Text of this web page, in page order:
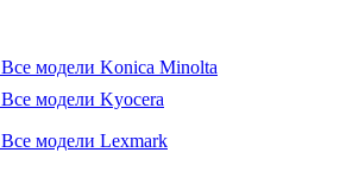
Все модели Konica Minolta
Все модели Kyocera
Все модели Lexmark